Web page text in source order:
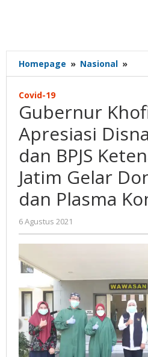
Homepage » Nasional »
dan
dan
Covid-19
Gubernur
Apresiasi
dan BPJS
Jatim Gelar
dan Plasma
6 Agustus 2021
Nilna
Niswah